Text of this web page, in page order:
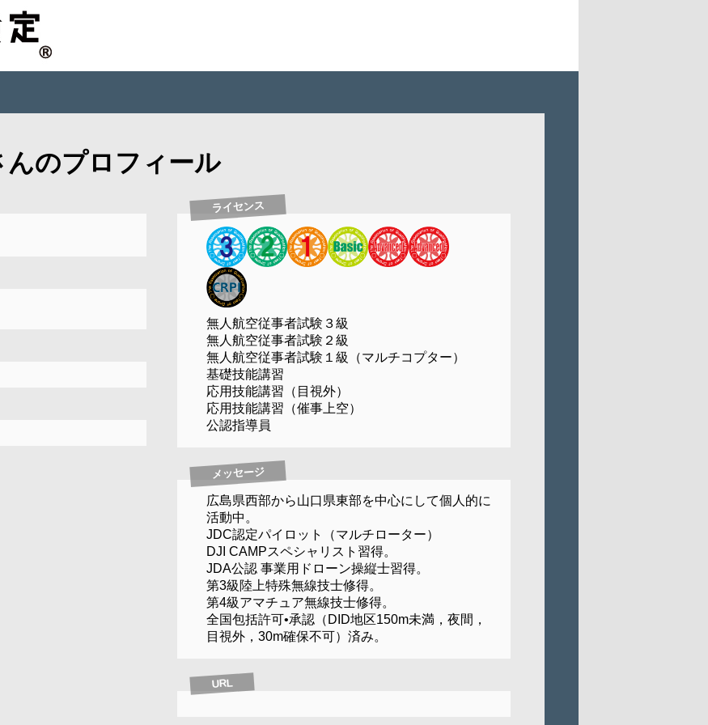
のプロフィール
ライセンス
無人航空従事者試験３級
無人航空従事者試験２級
無人航空従事者試験１級（マルチコプター）
基礎技能講習
応用技能講習（目視外）
応用技能講習（催事上空）
公認指導員
メッセージ
広島県西部から山口県東部を中心にして個人的に
活動中。
JDC認定パイロット（マルチローター）
DJI CAMPスペシャリスト習得。
JDA公認 事業用ドローン操縦士習得。
第3級陸上特殊無線技士修得。
第4級アマチュア無線技士修得。
全国包括許可•承認（DID地区150m未満，夜間，
目視外，30m確保不可）済み。
URL